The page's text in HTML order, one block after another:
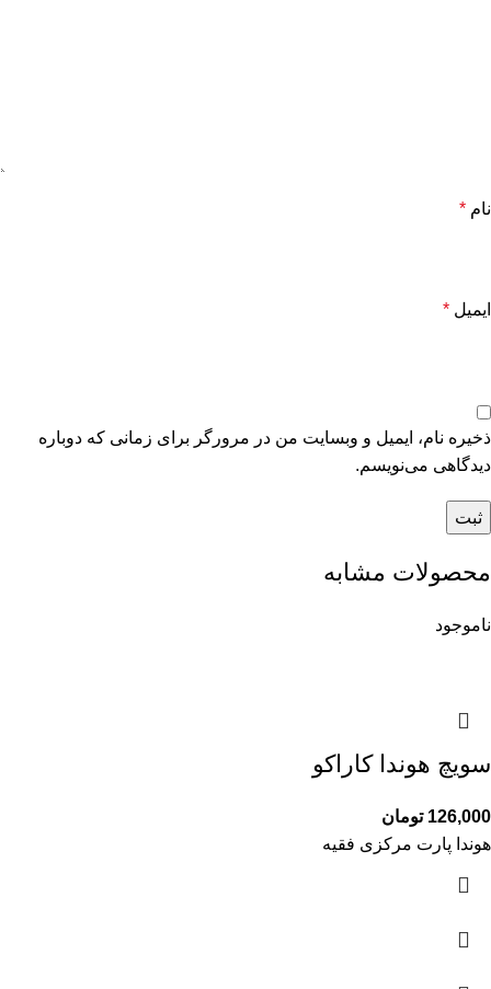
نام *
ایمیل *
ذخیره نام، ایمیل و وبسایت من در مرورگر برای زمانی که دوباره
دیدگاهی می‌نویسم.
محصولات مشابه
ناموجود
سویچ هوندا کاراکو
126,000 تومان
هوندا پارت مرکزی فقیه